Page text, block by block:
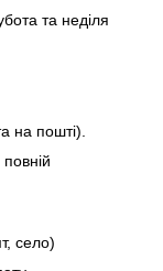
та неділя
на пошті).
село)